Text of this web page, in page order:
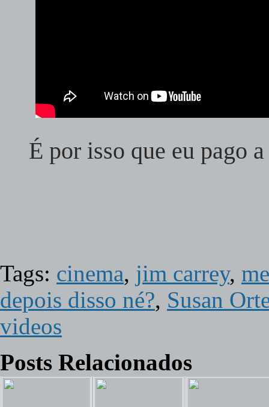
É por isso que eu pago
Tags: cinema, jim carrey,
depois disso né?, Susan
videos
Posts Relacionados